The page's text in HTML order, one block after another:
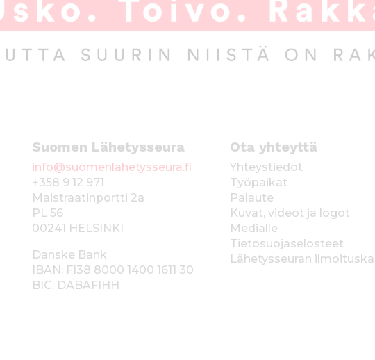
Suomen Lähetysseura
info@suomenlahetysseura.fi
+358 9 12 971
Maistraatinportti 2a
PL 56
00241 HELSINKI
Danske Bank
IBAN: FI38 8000 1400 1611 30
BIC: DABAFIHH
Ota yhteyttä
Yhteystiedot
Työpaikat
Palaute
Kuvat, videot ja logot
Medialle
Tietosuojaselosteet
Lähetysseuran